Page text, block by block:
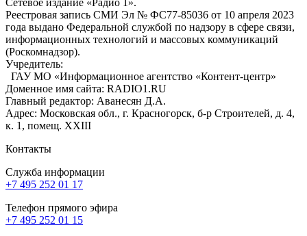
Реестровая запись СМИ Эл № ФС77-85036 от 10 апреля 2023
года выдано Федеральной службой по надзору в сфере связи,
информационных технологий и массовых коммуникаций
(Роскомнадзор).
Учредитель:
ГАУ МО «Информационное агентство «Контент-центр»
Доменное имя сайта: RADIO1.RU
Главный редактор: Аванесян Д.А.
Адрес: Московская обл., г. Красногорск, б-р Строителей, д. 4,
к. 1, помещ. XXIII
Контакты
Служба информации
+7 495 252 01 17
Телефон прямого эфира
+7 495 252 01 15